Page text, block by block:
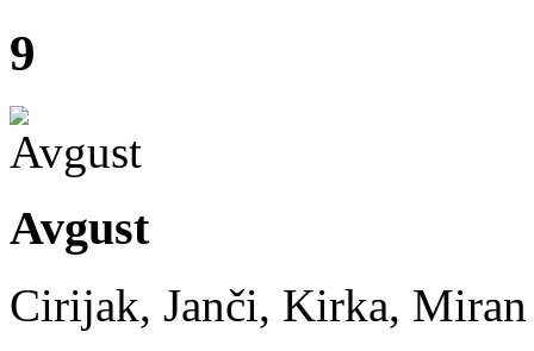
9
Avgust
Cirijak, Janči, Kirka, Miran